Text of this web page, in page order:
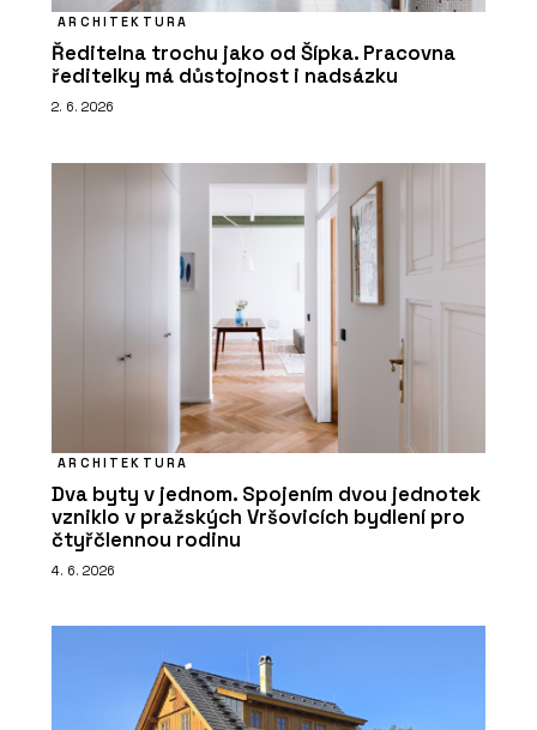
ARCHITEKTURA
Ředitelna trochu jako od Šípka. Pracovna
ředitelky má důstojnost i nadsázku
2. 6. 2026
ARCHITEKTURA
Dva byty v jednom. Spojením dvou jednotek
vzniklo v pražských Vršovicích bydlení pro
čtyřčlennou rodinu
4. 6. 2026